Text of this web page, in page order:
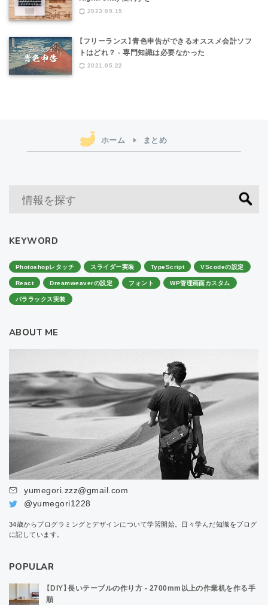
2023.09.15
【フリーランス】青色申告ができるオススメ会計ソフ
トはどれ？ - 専門知識は必要なかった
2021.05.22
ホーム まとめ
KEYWORD
Photoshopレタッチ スライダー実装 TypeScript
VScodeの設定
React
Dreamweaverの設定 フォント
WP管理画面カスタム
パララックス実装
ABOUT ME
yumegori.zzz@gmail.com
@yumegori1228
34歳からプログラミングとデザインについて学習開始。日々学んだ知識をブログ
に記しています。
POPULAR
【DIY】長いテーブルの作り方 - 2700mm以上の作業机を作る手
順